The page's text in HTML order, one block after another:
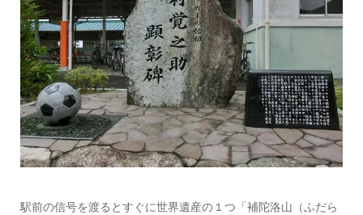
駅前の信号を渡るとすぐに世界遺産の１つ「補陀洛山（ふだら